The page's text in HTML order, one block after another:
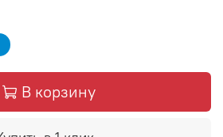
В корзину